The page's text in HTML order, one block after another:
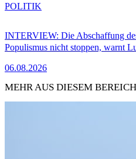
INTERVIEW: Die Abschaffung
Populismus nicht stoppen, warnt
06.08.2026
POLITIK
MEHR AUS DIESEM BEREICH